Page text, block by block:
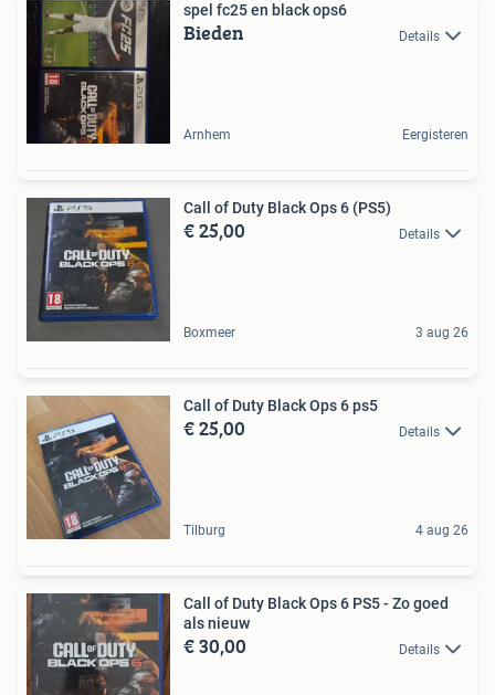
spel fc25 en black ops6
Bieden Details
Arnhem Eergisteren
Call of Duty Black Ops 6 (PS5)
€ 25,00 Details
Boxmeer 3 aug 26
Call of Duty Black Ops 6 ps5
€ 25,00 Details
Tilburg 4 aug 26
Call of Duty Black Ops 6 PS5 - Zo goed
als nieuw
€ 30,00 Details